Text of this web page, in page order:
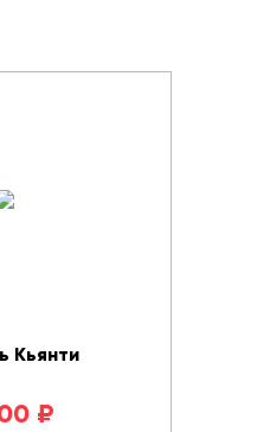
Кьянти
₽